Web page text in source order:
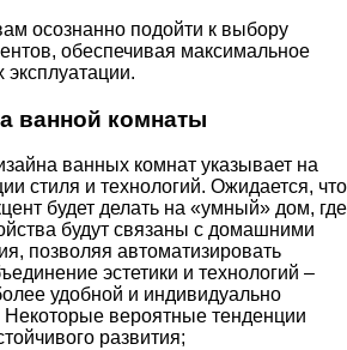
осознанно подойти к выбору
обеспечивая максимальное
эксплуатации.
ванной комнаты
ванных комнат указывает на
стиля и технологий. Ожидается, что
будет делать на «умный» дом, где
будут связаны с домашними
позволяя автоматизировать
эстетики и технологий –
удобной и индивидуально
Некоторые вероятные тенденции
развития;